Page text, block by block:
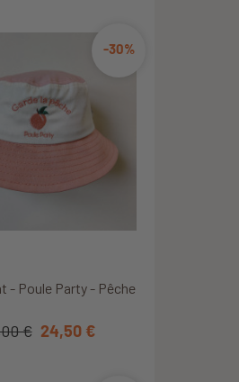
- Poule Party - Pêche
-30%
€ 24,50 €